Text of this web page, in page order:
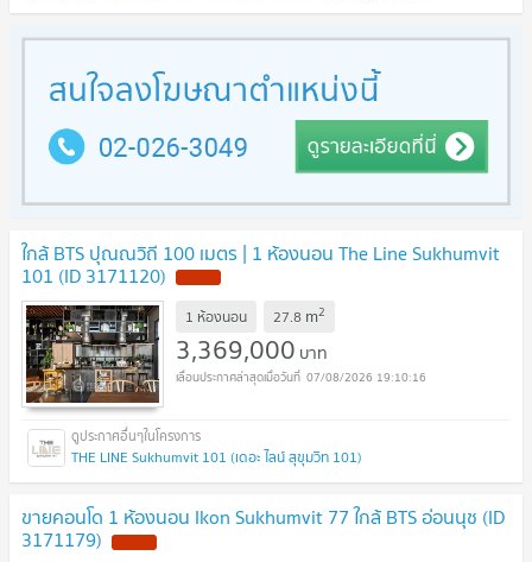
ใกล้ BTS ปุณณวิถี 100 เมตร | 1 ห้องนอน The Line Sukhumvit
101 (ID 3171120)
1 ห้องนอน 27.8 m2
3,369,000 บาท
07/08/2026 19:10:16
THE LINE Sukhumvit 101 (เดอะ ไลน์ สุขุมวิท 101)
ขายคอนโด 1 ห้องนอน Ikon Sukhumvit 77 ใกล้ BTS อ่อนนุช (ID
3171179)